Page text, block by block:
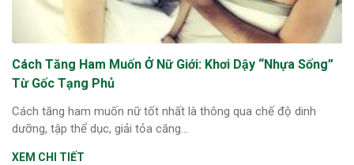
Cách Tăng Ham Muốn Ở Nữ Giới: Khơi Dậy “Nhựa Sống”
Từ Gốc Tạng Phủ
Cách tăng ham muốn nữ tốt nhất là thông qua chế độ dinh
dưỡng, tập thể dục, giải tỏa căng...
XEM CHI TIẾT